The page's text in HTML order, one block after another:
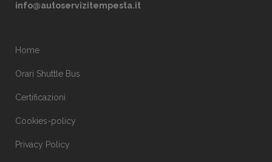
info@autoservizitempesta.it
Home
Orari Shuttle Bus
Certificazioni
Cookies-policy
Privacy Policy